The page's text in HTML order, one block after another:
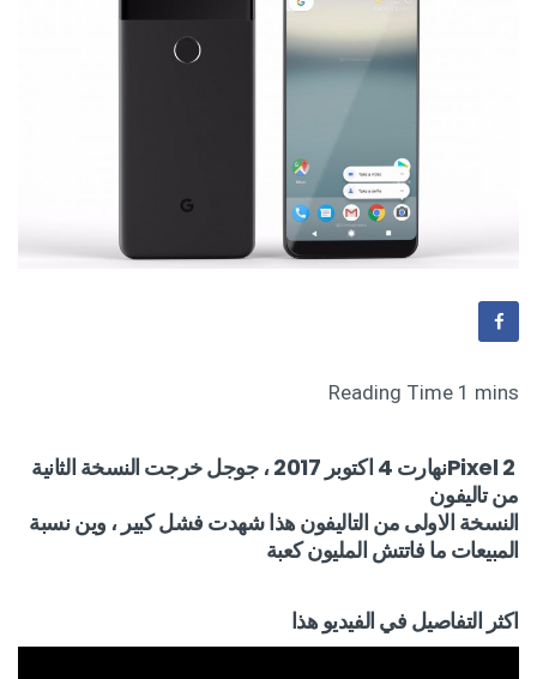
Pixel 2نهارت 4 اكتوبر 2017 ، جوجل خرجت النسخة الثانية
من تاليفون
النسخة الاولى من التاليفون هذا شهدت فشل كبير ، وين نسبة
المبيعات ما فاتتش المليون كعبة
اكثر التفاصيل في الفيديو هذا